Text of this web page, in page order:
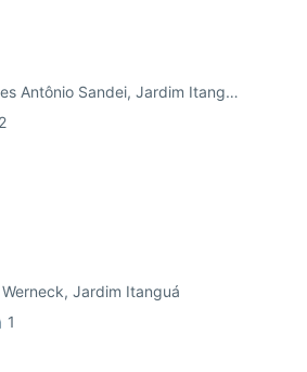
R. Professor Dimarães Antônio Sandei, Jardim Itanguá
2
Jardim Itanguá
1